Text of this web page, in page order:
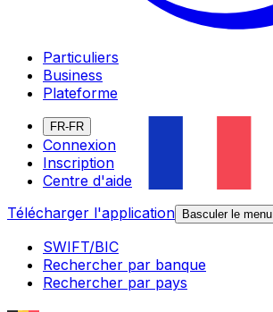
Particuliers
Business
Plateforme
FR-FR
Connexion
Inscription
Centre d'aide
Télécharger l'application
Basculer le menu
SWIFT/BIC
Rechercher par banque
Rechercher par pays